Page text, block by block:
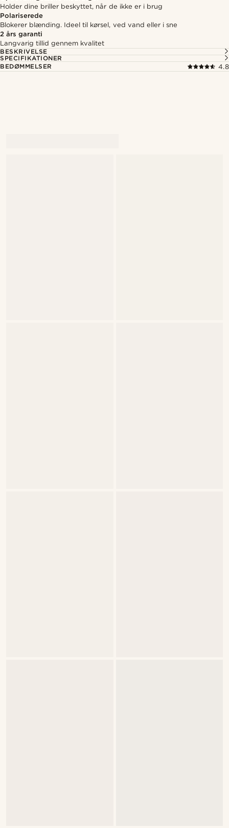
Holder dine briller beskyttet, når de ikke er i brug
Polariserede
Blokerer blænding. Ideel til kørsel, ved vand eller i sne
2 års garanti
Langvarig tillid gennem kvalitet
BESKRIVELSE
SPECIFIKATIONER
BEDØMMELSER
4.8